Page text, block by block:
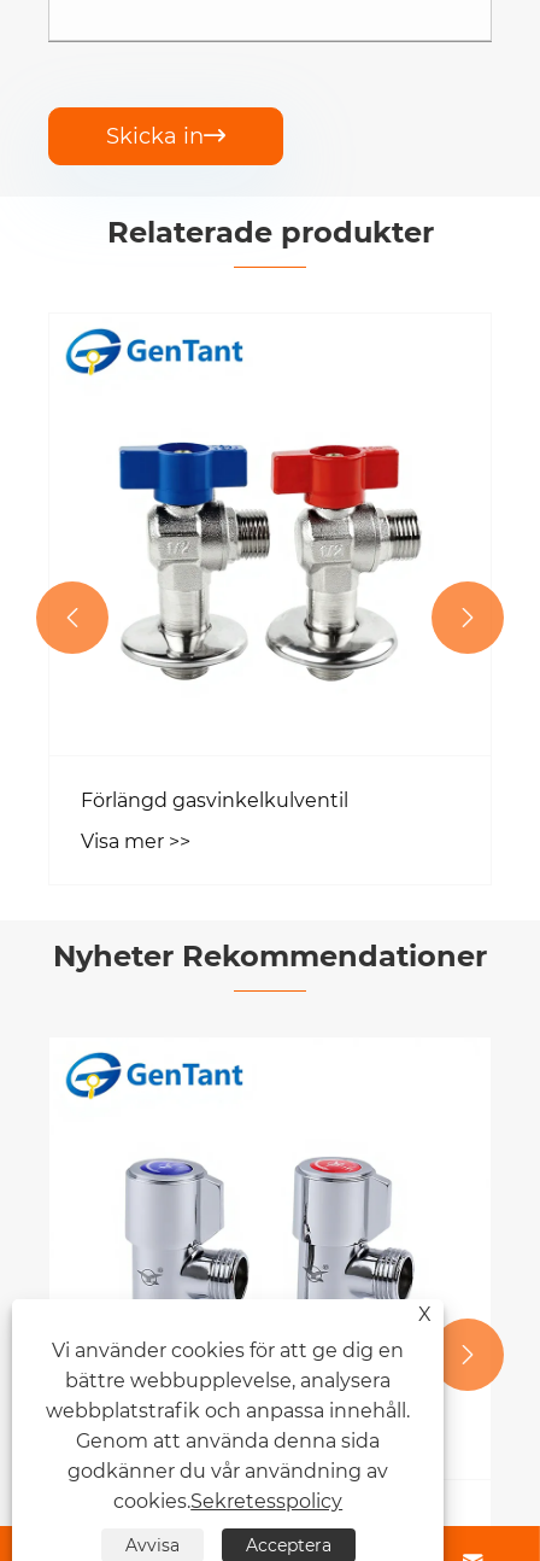
Skicka in
Relaterade produkter
Förlängd gasvinkelkulventil
Visa mer >>
 
Nyheter Rekommendationer
Hur förbättrar gasspecifika ventiler
säkerhet och effektivitet?
 
X
Vi använder cookies för att ge dig en
bättre webbupplevelse, analysera
webbplatstrafik och anpassa innehåll.
Genom att använda denna sida
godkänner du vår användning av
cookies.Sekretesspolicy
Avvisa Acceptera